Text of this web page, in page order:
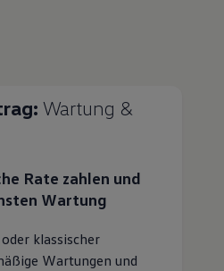
Wartung &
Rate zahlen und
Wartung
klassischer
Wartungen und